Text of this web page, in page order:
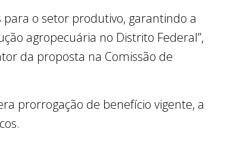
o setor produtivo, garantindo a
agropecuária no Distrito Federal”,
da proposta na Comissão de
prorrogação de benefício vigente, a